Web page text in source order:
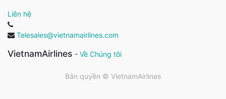
Liên hệ
Telesales@vietnamairlines.com
VietnamAirlines - Về Chúng tôi
Bản quyền © VietnamAirlines